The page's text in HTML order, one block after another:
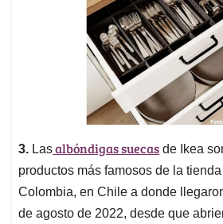
3. Lasalbóndigas suecas de Ikea
productos más famosos de la
Colombia, en Chile a donde
de agosto de 2022, desde que